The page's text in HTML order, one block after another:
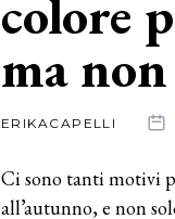
colore
ma
ERIKACAPELLI
Ci sono tanti motivi
all’autunno, e non